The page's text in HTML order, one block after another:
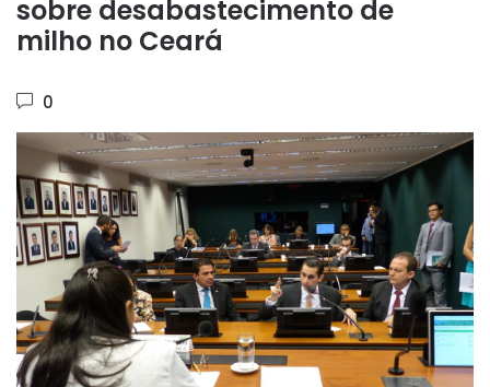
sobre desabastecimento de
milho no Ceará
0